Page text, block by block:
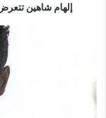
إلهام شاهين
معانا